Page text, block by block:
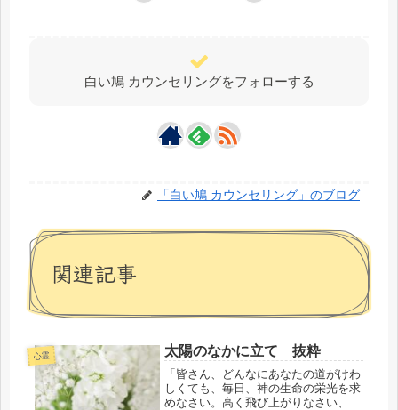
白い鳩 カウンセリングをフォローする
「白い鳩 カウンセリング」のブログ
関連記事
心霊 太陽のなかに立て 抜粋
「皆さん、どんなにあなたの道がけわ
しくても、毎日、神の生命の栄光を求
めなさい。高く飛び上がりなさい、高